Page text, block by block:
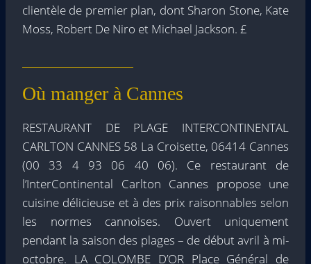
clientèle de premier plan, dont Sharon Stone, Kate
Moss, Robert De Niro et Michael Jackson. £
Où manger à Cannes
RESTAURANT DE PLAGE INTERCONTINENTAL
CARLTON CANNES 58 La Croisette, 06414 Cannes
(00 33 4 93 06 40 06). Ce restaurant de
l’InterContinental Carlton Cannes propose une
cuisine délicieuse et à des prix raisonnables selon
les normes cannoises. Ouvert uniquement
pendant la saison des plages – de début avril à mi-
octobre. LA COLOMBE D’OR Place Général de